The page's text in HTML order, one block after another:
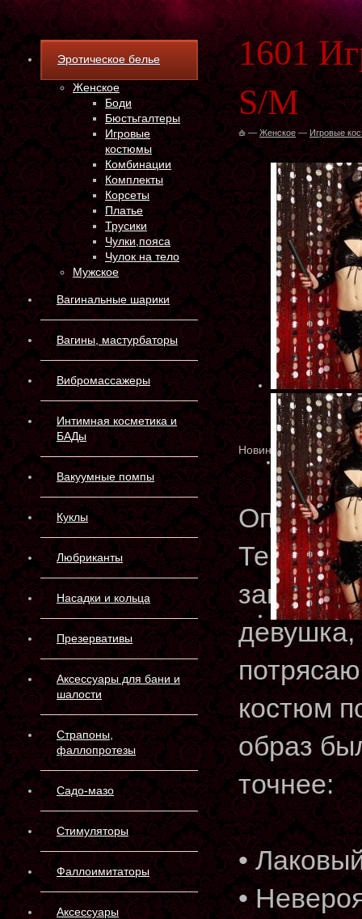
Эротическое белье
Женское
Боди
Бюстьгалтеры
Игровые
костюмы
Комбинации
Комплекты
Корсеты
Платье
Трусики
Чулки,пояса
Чулок на тело
Мужское
Вагинальные шарики
Вагины, мастурбаторы
Вибромассажеры
Интимная косметика и
БАДы
Вакуумные помпы
Куклы
Любриканты
Насадки и кольца
Презервативы
Аксессуары для бани и
шалости
Страпоны,
фаллопротезы
Садо-мазо
Стимуляторы
Фаллоимитаторы
Аксессуары
1601
S/M
—Женское —Игровые
Новинка
Теперь,
законов,
девушка,
костюм
образ
точнее:
•
•